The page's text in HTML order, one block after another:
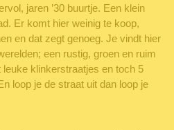
jaren ’30 buurtje. Een klein
Er komt hier weinig te koop,
en dat zegt genoeg. Je vindt hier
een rustig, groen en ruim
leuke klinkerstraatjes en toch 5
loop je de straat uit dan loop je